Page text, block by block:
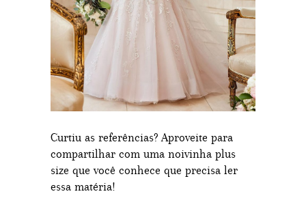
Curtiu as referências? Aproveite para
compartilhar com uma noivinha plus
size que você conhece que precisa ler
essa matéria!